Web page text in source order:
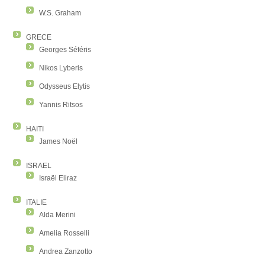
W.S. Graham
GRECE
Georges Séféris
Nikos Lyberis
Odysseus Elytis
Yannis Ritsos
HAITI
James Noël
ISRAEL
Israël Eliraz
ITALIE
Alda Merini
Amelia Rosselli
Andrea Zanzotto